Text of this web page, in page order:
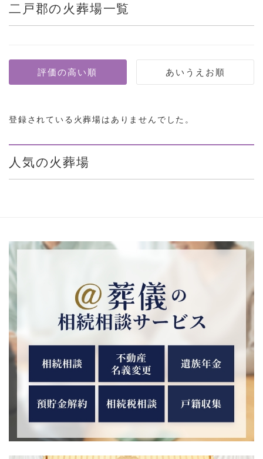
二戸郡の火葬場一覧
登録されている火葬場はありませんでした。
人気の火葬場